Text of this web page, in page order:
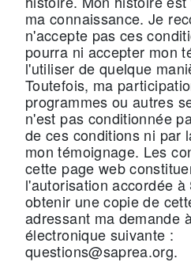
ma connaissance. Je
n'accepte pas ces
pourra ni accepter mon
l'utiliser de quelque
Toutefois, ma
programmes ou autres
n'est pas conditionnée
de ces conditions ni par
mon témoignage. Les
cette page web
l'autorisation accordée
obtenir une copie de
adressant ma demande
électronique suivante :
questions@saprea.org.